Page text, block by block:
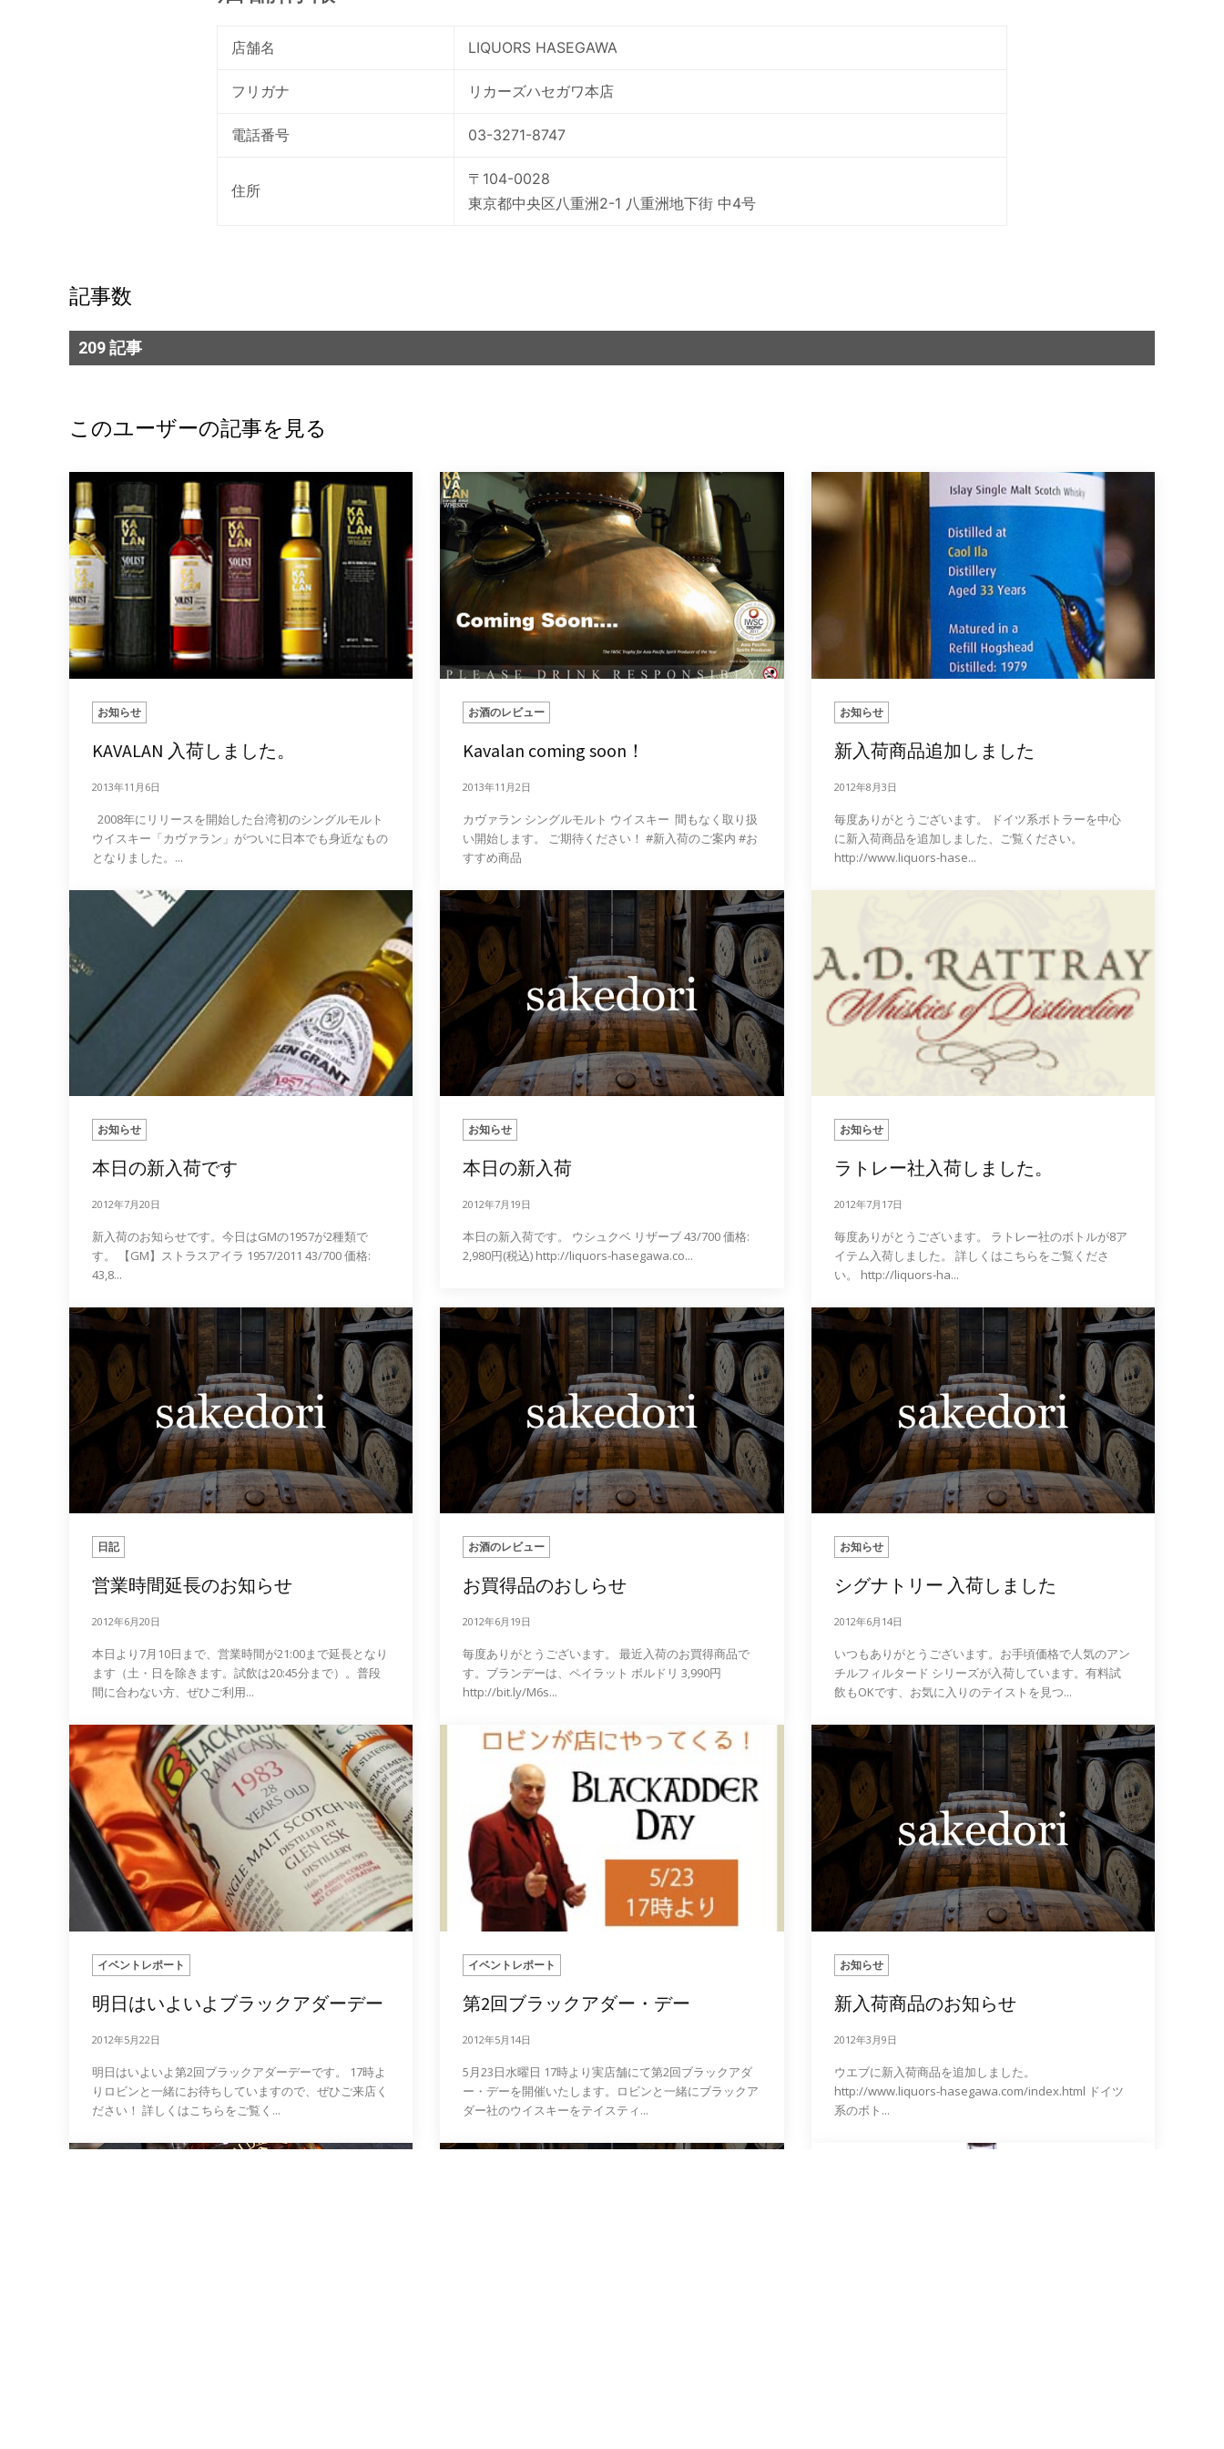
店舗名 LIQUORS HASEGAWA
フリガナ リカーズハセガワ本店
電話番号 03-3271-8747
住所
〒104-0028
東京都中央区八重洲2-1 八重洲地下街 中4号
記事数
209 記事
このユーザーの記事を見る
お知らせ
KAVALAN 入荷しました。
2013年11月6日
ウイスキー「カヴァラン」がついに日本でも身近なもの
となりました。...
お酒のレビュー
Kavalan coming soon！
2013年11月2日
カヴァラン シングルモルト ウイスキー 間もなく取り扱
い開始します。 ご期待ください！ #新入荷のご案内 #お
すすめ商品
お知らせ
新入荷商品追加しました
2012年8月3日
毎度ありがとうございます。 ドイツ系ボトラーを中心
に新入荷商品を追加しました、ご覧ください。
http://www.liquors-hase...
お知らせ
本日の新入荷です
2012年7月20日
新入荷のお知らせです。今日はGMの1957が2種類で
す。 【GM】ストラスアイラ 1957/2011 43/700 価格:
43,8...
お知らせ
本日の新入荷
2012年7月19日
本日の新入荷です。 ウシュクベ リザーブ 43/700 価格:
2,980円(税込) http://liquors-hasegawa.co...
お知らせ
ラトレー社入荷しました。
2012年7月17日
毎度ありがとうございます。 ラトレー社のボトルが8ア
イテム入荷しました。 詳しくはこちらをご覧くださ
い。 http://liquors-ha...
日記
営業時間延長のお知らせ
2012年6月20日
本日より7月10日まで、営業時間が21:00まで延長となり
ます（土・日を除きます。試飲は20:45分まで）。普段
間に合わない方、ぜひご利用...
お酒のレビュー
お買得品のおしらせ
2012年6月19日
毎度ありがとうございます。 最近入荷のお買得商品で
す。ブランデーは、ペイラット ボルドリ 3,990円
http://bit.ly/M6s...
お知らせ
シグナトリー 入荷しました
2012年6月14日
いつもありがとうございます。お手頃価格で人気のアン
チルフィルタード シリーズが入荷しています。有料試
飲もOKです、お気に入りのテイストを見つ...
イベントレポート
明日はいよいよブラックアダーデー
2012年5月22日
明日はいよいよ第2回ブラックアダーデーです。 17時よ
りロビンと一緒にお待ちしていますので、ぜひご来店く
ださい！ 詳しくはこちらをご覧く...
イベントレポート
第2回ブラックアダー・デー
2012年5月14日
5月23日水曜日 17時より実店舗にて第2回ブラックアダ
ー・デーを開催いたします。ロビンと一緒にブラックア
ダー社のウイスキーをテイスティ...
お知らせ
新入荷商品のお知らせ
2012年3月9日
ウエブに新入荷商品を追加しました。
http://www.liquors-hasegawa.com/index.html ドイツ
系のボト...